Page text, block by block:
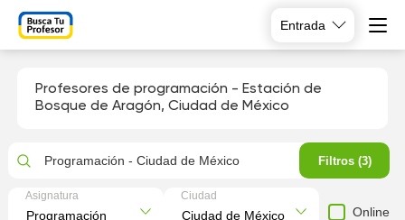
Entrada
Profesores de programación - Estación de
Bosque de Aragón, Ciudad de México
Programación - Ciudad de México Filtros (3)
Asignatura Ciudad
Online